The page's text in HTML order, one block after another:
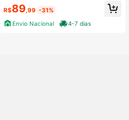
R$89 ,99 -31%
Envio Nacional
4-7 dias